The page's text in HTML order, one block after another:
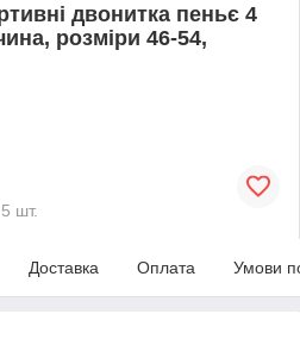
двонитка пеньє 4
розміри 46-54,
шт.
Доставка Оплата Умови